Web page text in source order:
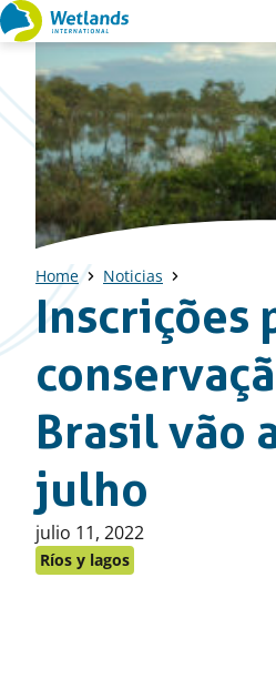
Ir
al
contenido
Home Noticias
Inscrições
Brasil vão
julho
Publicado
en:
julio 11, 2022
Ríos y lagos